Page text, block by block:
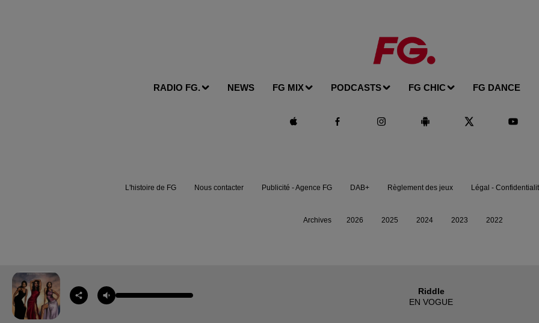
RADIO FG. NEWS FG MIX PODCASTS FG CHIC FG DANCE
Riddle
EN VOGUE
L'histoire de FG Nous contacter Publicité - Agence FG DAB+ Règlement des jeux Légal -
Archives 2026 2025 2024 2023 2022